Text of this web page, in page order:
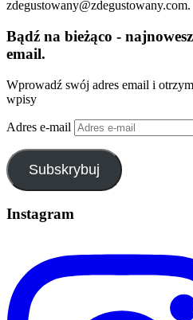
zdegustowany@zdegustowany.com.
Bądź na bieżąco -
email.
Wprowadź swój adres email i
wpisy
Adres e-mail
Subskrybuj
Instagram